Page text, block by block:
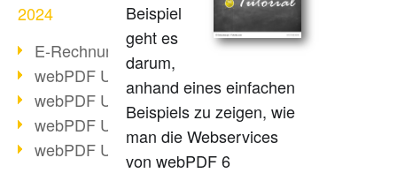
2024
E-Rechnungsstellung ab 2025
webPDF Update 9.0.0.3584
webPDF Update 9.0.0.3479
webPDF Update 9.0.0.3361
webPDF Update 9.0.0.3264
Beispiel
geht es
darum,
anhand eines einfachen
Beispiels zu zeigen, wie
man die Webservices
von webPDF 6